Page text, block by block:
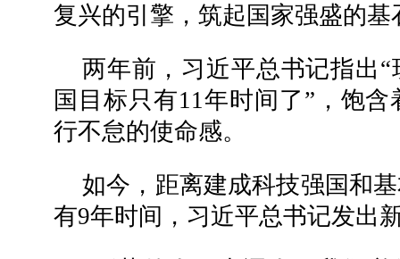
复兴的引擎，筑起国家强盛的基
两年前，习近平总书记指出
国目标只有11年时间了”，饱
行不怠的使命感。
如今，距离建成科技强国和
有9年时间，习近平总书记发